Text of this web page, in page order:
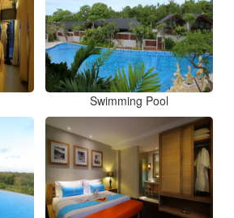
Swimming Pool